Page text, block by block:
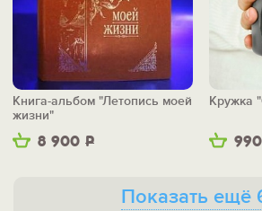
8 900 Р
Книга-альбом "Летопись моей
жизни"
990
Кружка
Показать ещё